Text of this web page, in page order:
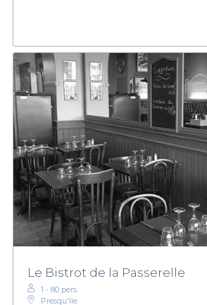
Le Bistrot de la Passerelle
1 - 80 pers.
Presqu'île